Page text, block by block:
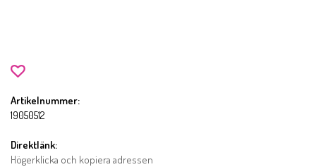
Artikelnummer:
19050512
Direktlänk:
Högerklicka och kopiera adressen